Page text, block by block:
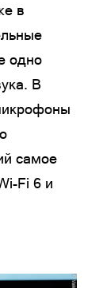
в
одно
В
самое
Fi 6 и